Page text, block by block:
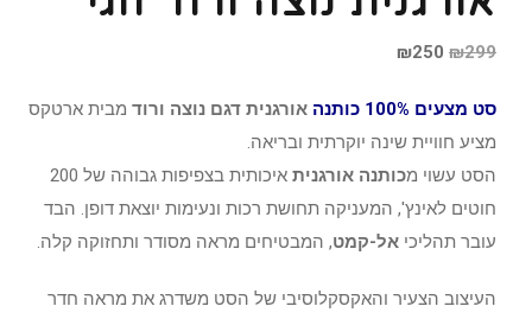
₪299
המחיר
היה:
₪299.
₪250
המחיר
הוא:
₪250.
סט מצעים 100% כותנה אורגנית דגם נוצה ורוד מבית ארטקס
מציע חוויית שינה יוקרתית ובריאה.
הסט עשוי מכותנה אורגנית
איכותית בצפיפות גבוהה של 200
חוטים לאינץ', המעניקה תחושת רכות ונעימות יוצאת דופן. הבד
עובר תהליכי אל-קמט, המבטיחים מראה מסודר ותחזוקה קלה.
העיצוב הצעיר והאקסקלוסיבי של הסט משדרג את מראה חדר